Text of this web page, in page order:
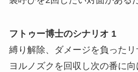
フトゥー博士のシナリオ 1
縛り解除、ダメージを負ったリ
ヨルノズクを回収し次の番に